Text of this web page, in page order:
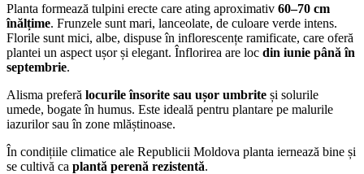
Planta formează tulpini erecte care ating aproximativ 60–70 cm
înălțime. Frunzele sunt mari, lanceolate, de culoare verde intens.
Florile sunt mici, albe, dispuse în inflorescențe ramificate, care oferă
plantei un aspect ușor și elegant. Înflorirea are loc din iunie până în
septembrie.
Alisma preferă locurile însorite sau ușor umbrite și solurile
umede, bogate în humus. Este ideală pentru plantare pe malurile
iazurilor sau în zone mlăștinoase.
În condițiile climatice ale Republicii Moldova planta iernează bine și
se cultivă ca plantă perenă rezistentă.